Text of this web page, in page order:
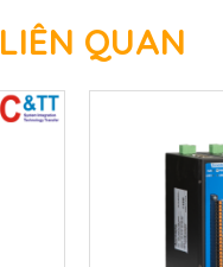
LIÊN QUAN